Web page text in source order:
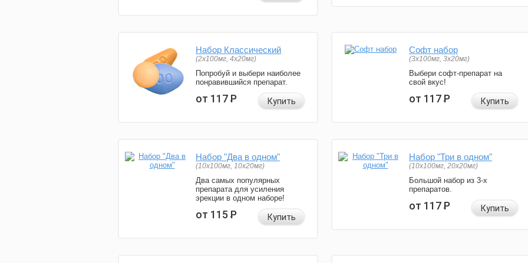
Набор Классический
(2x100мг, 4x20мг)
Попробуй и выбери наиболее
понравившийся препарат.
от 117Р Купить
Софт набор
(3x100мг, 3x20мг)
Выбери софт-препарат на
свой вкус!
от 117Р Купить
Набор "Два в одном"
(10x100мг, 10x20мг)
Два самых популярных
препарата для усиления
эрекции в одном наборе!
от 115Р Купить
Набор "Три в одном"
(10x100мг, 20x20мг)
Большой набор из 3-х
препаратов.
от 117Р Купить